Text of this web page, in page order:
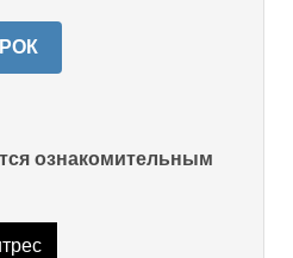
ознакомительным